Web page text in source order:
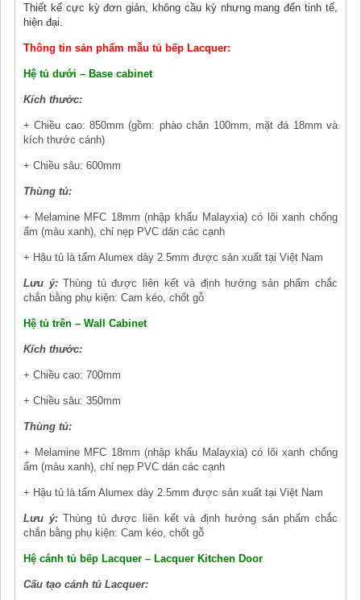
Thiết kế cực kỳ đơn giản, không cầu kỳ nhưng mang đến tinh tế,
hiện đại.
Thông tin sản phẩm mẫu tủ bếp Lacquer:
Hệ tủ dưới – Base cabinet
Kích thước:
+ Chiều cao: 850mm (gồm: phào chân 100mm, mặt đá 18mm và
kích thước cánh)
+ Chiều sâu: 600mm
Thùng tủ:
+ Melamine MFC 18mm (nhập khẩu Malayxia) có lõi xanh chống
ẩm (màu xanh), chỉ nẹp PVC dán các cạnh
+ Hậu tủ là tấm Alumex dày 2.5mm được sản xuất tại Việt Nam
Lưu ý:Thùng tủ được liên kết và định hướng sản phẩm chắc
chắn bằng phụ kiện: Cam kéo, chốt gỗ
Hệ tủ trên – Wall Cabinet
Kích thước:
+ Chiều cao: 700mm
+ Chiều sâu: 350mm
Thùng tủ:
+ Melamine MFC 18mm (nhập khẩu Malayxia) có lõi xanh chống
ẩm (màu xanh), chỉ nẹp PVC dán các cạnh
+ Hậu tủ là tấm Alumex dày 2.5mm được sản xuất tại Việt Nam
Lưu ý:Thùng tủ được liên kết và định hướng sản phẩm chắc
chắn bằng phụ kiện: Cam kéo, chốt gỗ
Hệ cánh tủ bếp Lacquer – Lacquer Kitchen Door
Cấu tạo cánh tủ Lacquer: